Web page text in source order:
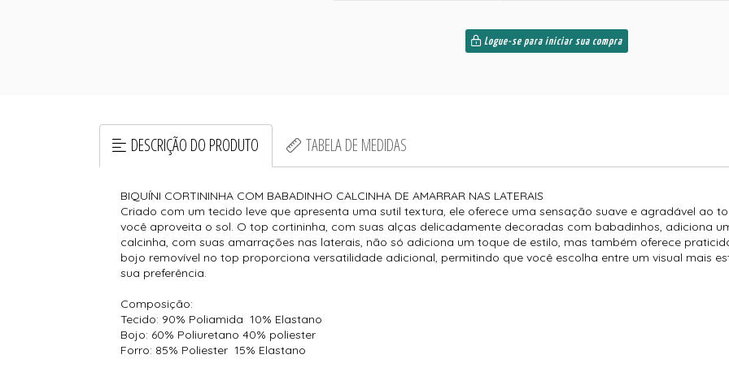
Logue-se para iniciar sua compra
DESCRIÇÃO DO PRODUTO TABELA DE MEDIDAS
BIQUÍNI CORTININHA COM BABADINHO CALCINHA DE AMARRAR NAS LATERAIS
Criado com um tecido leve que apresenta uma sutil textura, ele oferece uma sensação suave e agradável ao
você aproveita o sol. O top cortininha, com suas alças delicadamente decoradas com babadinhos, adiciona
calcinha, com suas amarrações nas laterais, não só adiciona um toque de estilo, mas também oferece
bojo removível no top proporciona versatilidade adicional, permitindo que você escolha entre um visual mais
sua preferência.
Composição:
Tecido: 90% Poliamida 10% Elastano
Bojo: 60% Poliuretano 40% poliester
Forro: 85% Poliester 15% Elastano